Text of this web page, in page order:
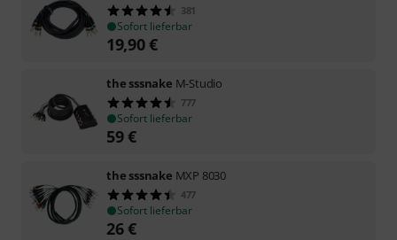
381
Sofort lieferbar
19,90€
the sssnake M-Studio
777
Sofort lieferbar
59€
the sssnake MXP 8030
477
Sofort lieferbar
26€